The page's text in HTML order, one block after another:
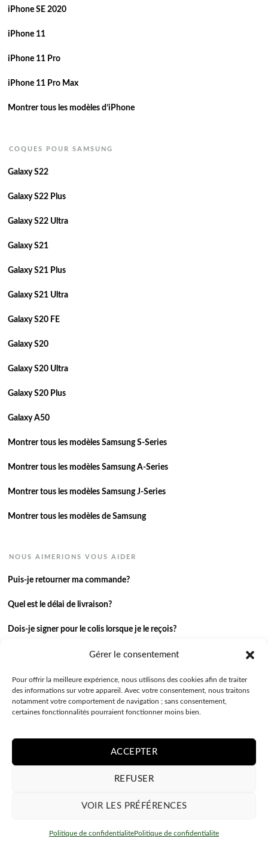
Gérer le consentement
Pour offrir la meilleure expérience, nous utilisons des cookies afin de traiter
des informations sur votre appareil. Avec votre consentement, nous traitons
notamment votre comportement de navigation ; sans consentement,
certaines fonctionnalités pourraient fonctionner moins bien.
ACCEPTER
REFUSER
VOIR LES PRÉFÉRENCES
Politique de confidentialitePolitique de confidentialite
iPhone SE 2020
iPhone 11
iPhone 11 Pro
iPhone 11 Pro Max
Montrer tous les modèles d’iPhone
COQUES POUR SAMSUNG
Galaxy S22
Galaxy S22 Plus
Galaxy S22 Ultra
Galaxy S21
Galaxy S21 Plus
Galaxy S21 Ultra
Galaxy S20 FE
Galaxy S20
Galaxy S20 Ultra
Galaxy S20 Plus
Galaxy A50
Montrer tous les modèles Samsung S-Series
Montrer tous les modèles Samsung A-Series
Montrer tous les modèles Samsung J-Series
Montrer tous les modèles de Samsung
NOUS AIMERIONS VOUS AIDER
Puis-je retourner ma commande?
Quel est le délai de livraison?
Dois-je signer pour le colis lorsque je le reçois?
Je n’ai pas reçu ma commande.
J’ai une autre question.
Contactez-nous
Copyright 2026 ©Coquepersonnalisee.be
7 personnes regardent ce produit maintenant